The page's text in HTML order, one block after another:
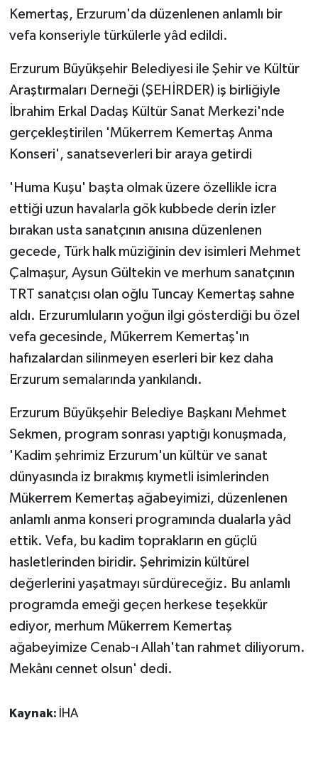
Kemertaş, Erzurum'da düzenlenen anlamlı bir
vefa konseriyle türkülerle yâd edildi.
Erzurum Büyükşehir Belediyesi ile Şehir ve Kültür
Araştırmaları Derneği (ŞEHİRDER) iş birliğiyle
İbrahim Erkal Dadaş Kültür Sanat Merkezi'nde
gerçekleştirilen 'Mükerrem Kemertaş Anma
Konseri', sanatseverleri bir araya getirdi
'Huma Kuşu' başta olmak üzere özellikle icra
ettiği uzun havalarla gök kubbede derin izler
bırakan usta sanatçının anısına düzenlenen
gecede, Türk halk müziğinin dev isimleri Mehmet
Çalmaşur, Aysun Gültekin ve merhum sanatçının
TRT sanatçısı olan oğlu Tuncay Kemertaş sahne
aldı. Erzurumluların yoğun ilgi gösterdiği bu özel
vefa gecesinde, Mükerrem Kemertaş'ın
hafızalardan silinmeyen eserleri bir kez daha
Erzurum semalarında yankılandı.
Erzurum Büyükşehir Belediye Başkanı Mehmet
Sekmen, program sonrası yaptığı konuşmada,
'Kadim şehrimiz Erzurum'un kültür ve sanat
dünyasında iz bırakmış kıymetli isimlerinden
Mükerrem Kemertaş ağabeyimizi, düzenlenen
anlamlı anma konseri programında dualarla yâd
ettik. Vefa, bu kadim toprakların en güçlü
hasletlerinden biridir. Şehrimizin kültürel
değerlerini yaşatmayı sürdüreceğiz. Bu anlamlı
programda emeği geçen herkese teşekkür
ediyor, merhum Mükerrem Kemertaş
ağabeyimize Cenab-ı Allah'tan rahmet diliyorum.
Mekânı cennet olsun' dedi.
Kaynak: İHA
GENEL
GÜNDEM
Güvenlik
HABERDE İNSAN
İş Dünyası
Jandarma
Kadın
KÜLTÜR SANAT
MAGAZİN
POLİTİKA
SİYASET
SPOR HABERLERİ
TEKNOLOJİ
Turizm
ÜLKE GÜNDEMİ